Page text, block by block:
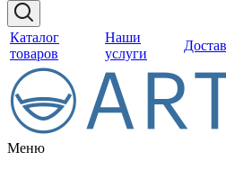
Каталог
товаров
Наши
услуги
Меню